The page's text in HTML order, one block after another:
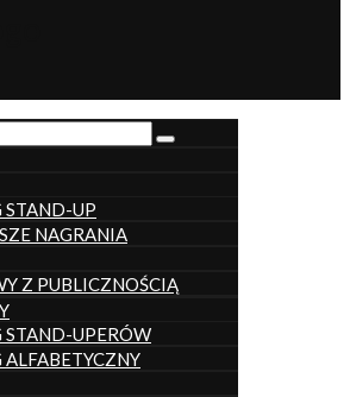
STAND-UP
NAGRANIA
Z PUBLICZNOŚCIĄ
STAND-UPERÓW
ALFABETYCZNY